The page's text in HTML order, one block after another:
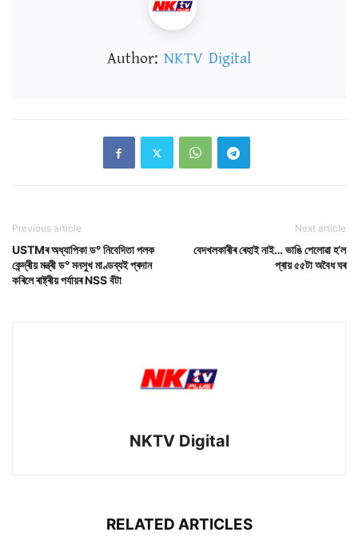
Author: NKTV Digital
Previous article
USTMৰ অধ্যাপিকা ড° নিবেদিতা পলক
কেন্দ্ৰীয় মন্ত্ৰী ড° মনসুখ মাণ্ডব্যই প্ৰদান
কৰিলে ৰাষ্ট্ৰীয় পৰ্যায়ৰ NSS বঁটা
Next article
বেদখলকাৰীৰ ৰেহাই নাই… ভাঙি পেলোৱা হ’ল
প্ৰায় ৫৫টা অবৈধ ঘৰ
NKTV Digital
RELATED ARTICLES